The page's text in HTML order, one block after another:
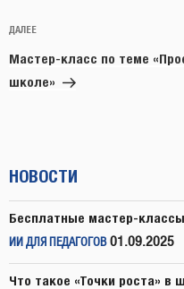
Следующая
запись
ДАЛЕЕ
Мастер-класс по теме
школе»
НОВОСТИ
Бесплатные мастер-
ИИ ДЛЯ ПЕДАГОГОВ 01.09.2025
Что такое «Точки роста» в